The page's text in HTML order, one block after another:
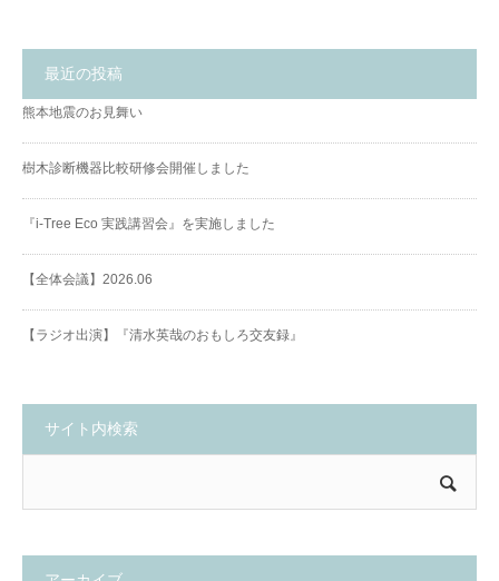
最近の投稿
熊本地震のお見舞い
樹木診断機器比較研修会開催しました
『i-Tree Eco 実践講習会』を実施しました
【全体会議】2026.06
【ラジオ出演】『清水英哉のおもしろ交友録』
サイト内検索